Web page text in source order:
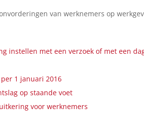
van werknemers op
instellen met een verzoek of met een
1 januari 2016
op staande voet
voor werknemers